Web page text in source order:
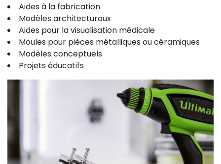
Aides à la fabrication
Modèles architecturaux
Aides pour la visualisation médicale
Moules pour pièces métalliques ou céramiques
Modèles conceptuels
Projets éducatifs